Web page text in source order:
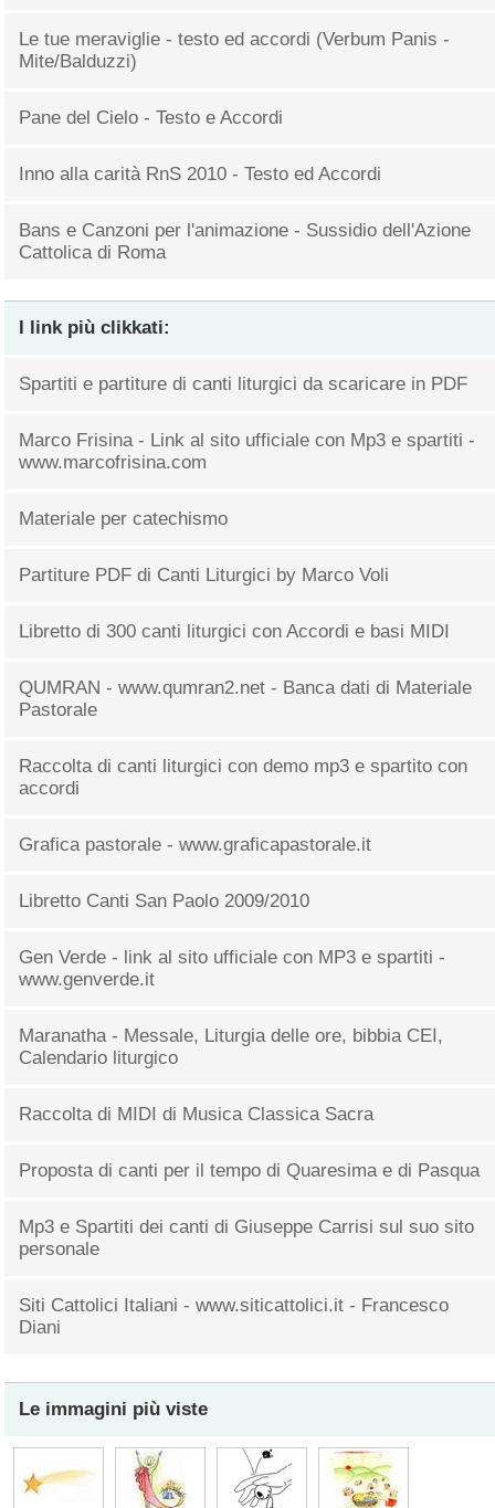
Le tue meraviglie - testo ed accordi (Verbum Panis -
Mite/Balduzzi)
Pane del Cielo - Testo e Accordi
Inno alla carità RnS 2010 - Testo ed Accordi
Bans e Canzoni per l'animazione - Sussidio dell'Azione
Cattolica di Roma
I link più clikkati:
Spartiti e partiture di canti liturgici da scaricare in PDF
Marco Frisina - Link al sito ufficiale con Mp3 e spartiti -
www.marcofrisina.com
Materiale per catechismo
Partiture PDF di Canti Liturgici by Marco Voli
Libretto di 300 canti liturgici con Accordi e basi MIDI
QUMRAN - www.qumran2.net - Banca dati di Materiale
Pastorale
Raccolta di canti liturgici con demo mp3 e spartito con
accordi
Grafica pastorale - www.graficapastorale.it
Libretto Canti San Paolo 2009/2010
Gen Verde - link al sito ufficiale con MP3 e spartiti -
www.genverde.it
Maranatha - Messale, Liturgia delle ore, bibbia CEI,
Calendario liturgico
Raccolta di MIDI di Musica Classica Sacra
Proposta di canti per il tempo di Quaresima e di Pasqua
Mp3 e Spartiti dei canti di Giuseppe Carrisi sul suo sito
personale
Siti Cattolici Italiani - www.siticattolici.it - Francesco
Diani
Le immagini più viste